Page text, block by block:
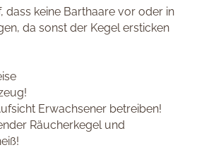
dass keine Barthaare vor oder in
da sonst der Kegel ersticken
Erwachsener betreiben!
Räucherkegel und